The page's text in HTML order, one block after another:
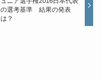
の選考基準 結果の発表
は？